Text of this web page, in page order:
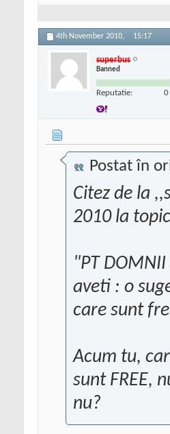
4th November 2010, 15:17
superbus
Banned
Reputatie: 0
Postat în
Citez de la
2010 la
"PT
aveti : o
care sunt
Acum tu,
sunt FREE,
nu?